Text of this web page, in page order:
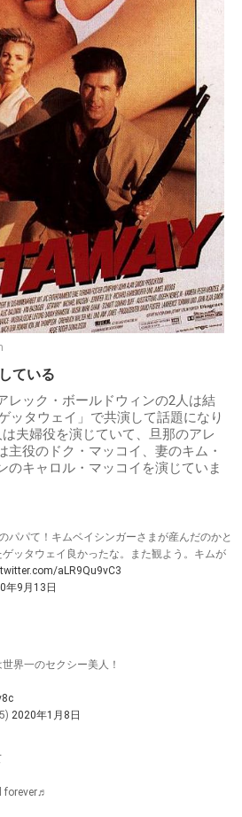
ている
レック・ボールドウィンの2人は結
ッタウェイ」で共演して話題になり
夫婦役を演じていて、旦那のアレ
主役のドク・マッコイ、妻のキム・
のキャロル・マッコイを演じていま
パパて！キムベイシンガーさまが産んだのかと
ッタウェイ良かったな。また観よう。キムが
aLR9Qu9vC3
年9月13日
界一のセクシー美人！
2020年1月8日
forever♬